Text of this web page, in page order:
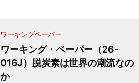
ワーキングペーパー
ワーキング・ペーパー（26-
016J）脱炭素は世界の潮流なの
か